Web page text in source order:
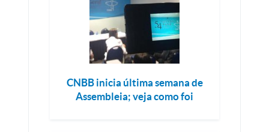
CNBB inicia última semana de
Assembleia; veja como foi